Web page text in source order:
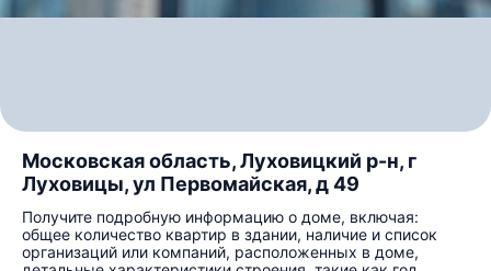
Московская область, Луховицкий р-н, г
Луховицы, ул Первомайская, д 49
Получите подробную информацию о доме, включая:
общее количество квартир в здании, наличие и список
организаций или компаний, расположенных в доме,